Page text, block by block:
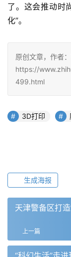
了。这会推动时
化”。
原创文章，作者
https://
499.html
3D打印
生成海报
天津警备区打
上一篇